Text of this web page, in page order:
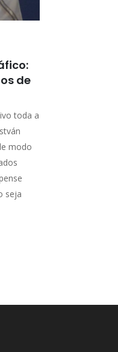
de
toda a
modo
seja